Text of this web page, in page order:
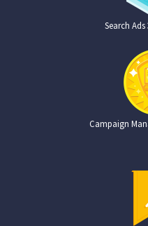
Search
Campaign